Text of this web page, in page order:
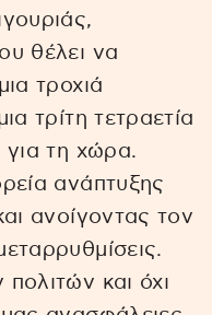
θέλει να
τροχιά
τρίτη τετραετία
για τη χώρα.
ανάπτυξης
ανοίγοντας τον
και όχι